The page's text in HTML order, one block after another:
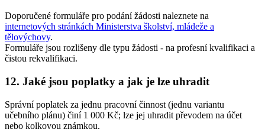
Doporučené formuláře pro podání žádosti naleznete na
internetových stránkách Ministerstva školství, mládeže a
tělovýchovy.
Formuláře jsou rozlišeny dle typu žádosti - na profesní kvalifikaci a
čistou rekvalifikaci.
12. Jaké jsou poplatky a jak je lze uhradit
Správní poplatek za jednu pracovní činnost (jednu variantu
učebního plánu) činí 1 000 Kč; lze jej uhradit převodem na účet
nebo kolkovou známkou.